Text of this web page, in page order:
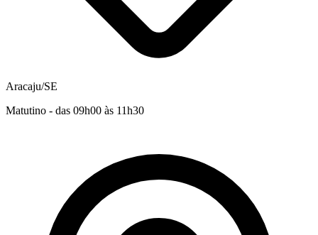
Aracaju/SE
Matutino - das 09h00 às 11h30